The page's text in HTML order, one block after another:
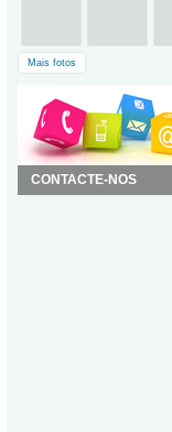
Mais fotos
CONTACTE-NOS